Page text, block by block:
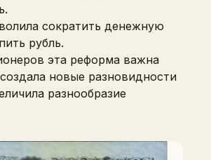
сократить денежную
рубль.
эта реформа важна
новые разновидности
разнообразие